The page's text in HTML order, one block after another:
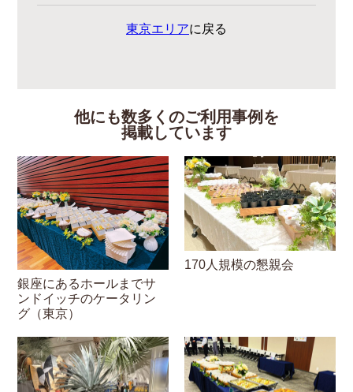
東京エリアに戻る
他にも数多くのご利用事例を
掲載しています
銀座にあるホールまでサ
ンドイッチのケータリン
グ（東京）
170人規模の懇親会